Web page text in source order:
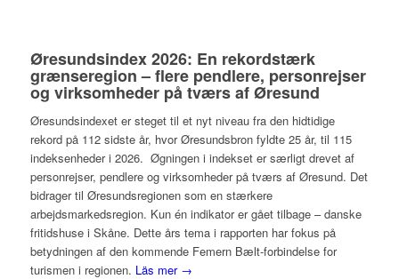
Øresundsindex 2026: En rekordstærk
grænseregion – flere pendlere, personrejser
og virksomheder på tværs af Øresund
Øresundsindexet er steget til et nyt niveau fra den hidtidige
rekord på 112 sidste år, hvor Øresundsbron fyldte 25 år, til 115
indeksenheder i 2026. Øgningen i indekset er særligt drevet af
personrejser, pendlere og virksomheder på tværs af Øresund. Det
bidrager til Øresundsregionen som en stærkere
arbejdsmarkedsregion. Kun én indikator er gået tilbage – danske
fritidshuse i Skåne. Dette års tema i rapporten har fokus på
betydningen af den kommende Femern Bælt-forbindelse for
turismen i regionen. Läs mer →